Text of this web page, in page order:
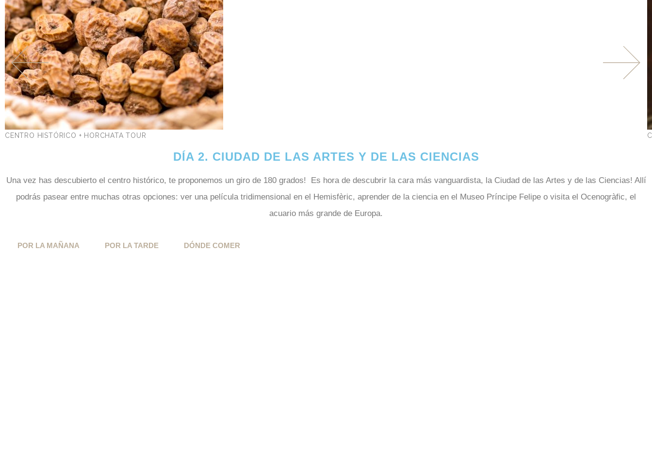
CENTRO HISTÓRICO + HORCHATA TOUR
DÍA 2. CIUDAD DE LAS ARTES Y DE LAS CIENCIAS
Una vez has descubierto el centro histórico, te proponemos un giro de 180 grados! Es hora de descubrir la cara más vanguardista, la Ciudad de las Artes y de las Ciencias! Allí
podrás pasear entre muchas otras opciones: ver una película tridimensional en el Hemisfèric, aprender de la ciencia en el Museo Príncipe Felipe o visita el Ocenogràfic, el
acuario más grande de Europa.
POR LA MAÑANA POR LA TARDE DÓNDE COMER